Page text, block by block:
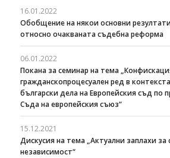
16.01.2022
Обобщение на някои основни
относно очакваната съдебна реформа
06.01.2022
Покана за семинар на тема
гражданскопроцесуален ред в
български дела на Европейския съд по
Съда на европейския съюз“
15.12.2021
Дискусия на тема „Актуални заплахи
независимост“